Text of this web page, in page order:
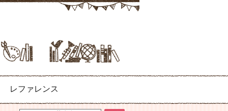
レファレンス